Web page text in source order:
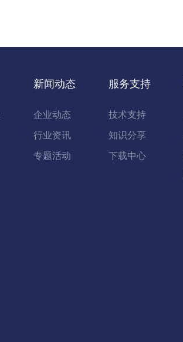
新闻动态
企业动态
行业资讯
专题活动
服务支持
技术支持
知识分享
下载中心